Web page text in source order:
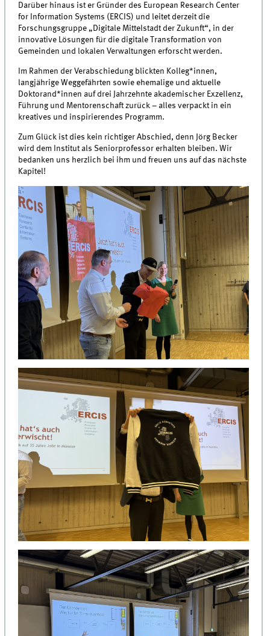
Darüber hinaus ist er Gründer des European Research Center
for Information Systems (ERCIS) und leitet derzeit die
Forschungsgruppe „Digitale Mittelstadt der Zukunft“, in der
innovative Lösungen für die digitale Transformation von
Gemeinden und lokalen Verwaltungen erforscht werden.
Im Rahmen der Verabschiedung blickten Kolleg*innen,
langjährige Weggefährten sowie ehemalige und aktuelle
Doktorand*innen auf drei Jahrzehnte akademischer Exzellenz,
Führung und Mentorenschaft zurück – alles verpackt in ein
kreatives und inspirierendes Programm.
Zum Glück ist dies kein richtiger Abschied, denn Jörg Becker
wird dem Institut als Seniorprofessor erhalten bleiben. Wir
bedanken uns herzlich bei ihm und freuen uns auf das nächste
Kapitel!